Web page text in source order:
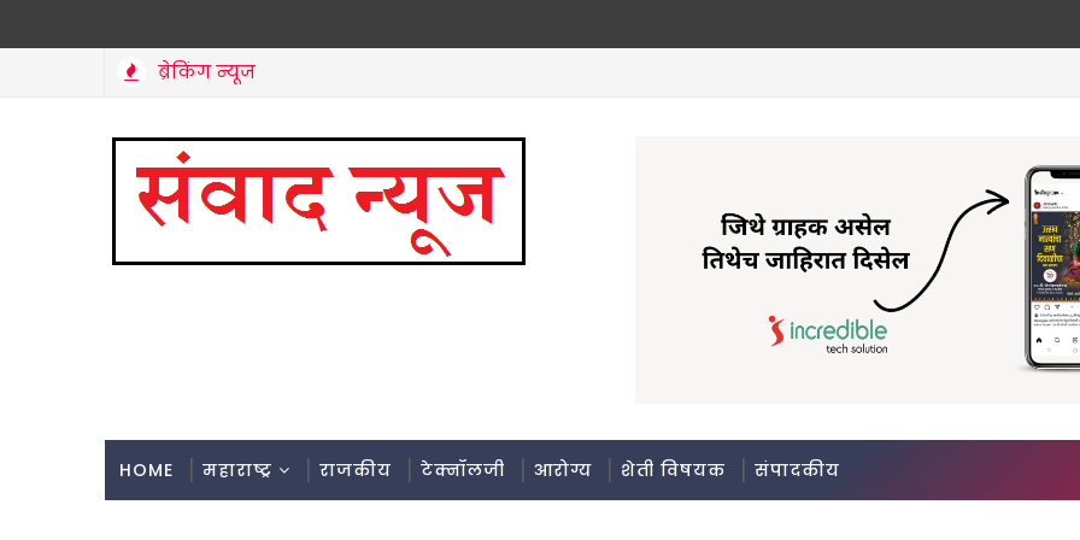
ब्रेकिंग न्यूज
HOME महाराष्ट्र राजकीय टेक्नॉलजी आरोग्य शेती विषयक संपादकीय